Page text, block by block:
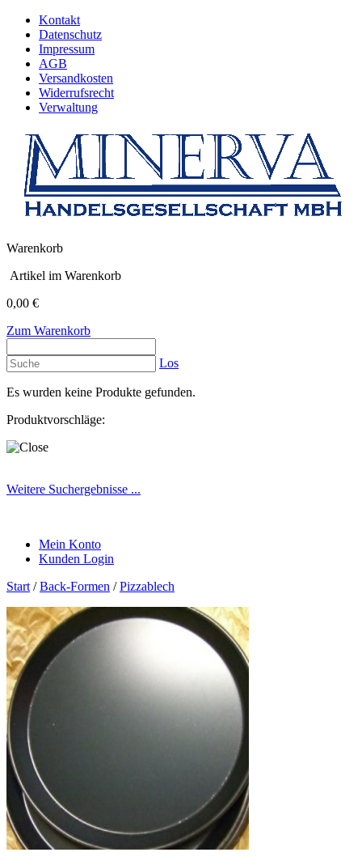
Kontakt
Datenschutz
Impressum
AGB
Versandkosten
Widerrufsrecht
Verwaltung
Warenkorb
Artikel im Warenkorb
0,00 €
Zum Warenkorb
Los
Es wurden keine Produkte gefunden.
Produktvorschläge:
Weitere Suchergebnisse ...
Mein Konto
Kunden Login
Start /Back-Formen /Pizzablech